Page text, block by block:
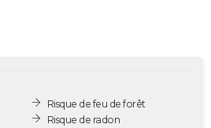
Risque de feu de forêt
Risque de radon